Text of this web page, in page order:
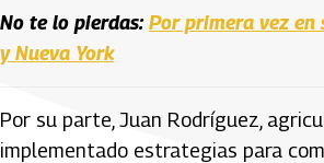
No te lo pierdas: Por primera vez en
y Nueva York
Por su parte, Juan Rodríguez,
implementado estrategias para